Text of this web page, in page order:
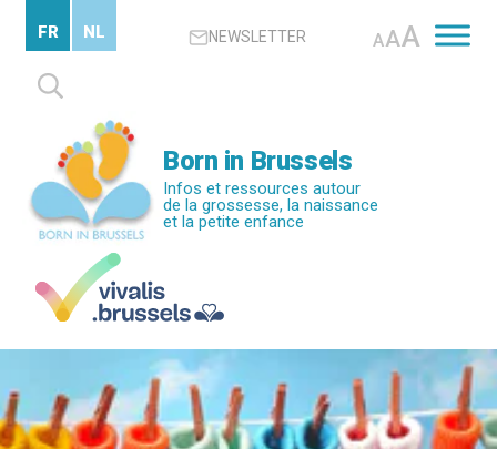
contenu
principal
NEWSLETTER AAA
Rechercher :
FR NL
Born in Brussels
Infos et ressources autour
de la grossesse, la naissance
et la petite enfance